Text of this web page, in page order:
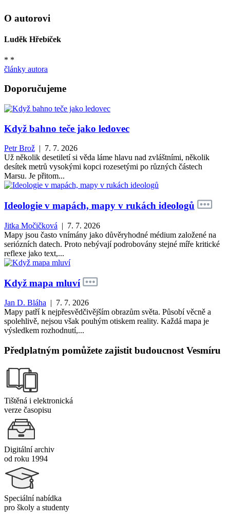
O autorovi
Luděk Hřebíček
* *
články autora
Doporučujeme
Když bahno teče jako ledovec
Petr Brož | 7. 7. 2026
Už několik desetiletí si věda láme hlavu nad zvláštními, několik
desítek metrů vysokými kopci rozesetými po různých částech
Marsu. Je přitom...
Ideologie v mapách, mapy v rukách ideologů
Jitka Močičková | 7. 7. 2026
Mapy jsou často vnímány jako důvěryhodné médium založené na
seriózních datech. Proto nebývají podrobovány stejné míře kritické
reflexe jako text,...
Když mapa mluví
Jan D. Bláha | 7. 7. 2026
Mapy patří k nejpřesvědčivějším obrazům světa. Působí věcně a
spolehlivě, nejsou však pouhým otiskem reality. Každá mapa je
výsledkem rozhodnutí,...
Předplatným pomůžete zajistit budoucnost Vesmíru
Tištěná i elektronická
verze časopisu
Digitální archiv
od roku 1994
Speciální nabídka
pro školy a studenty